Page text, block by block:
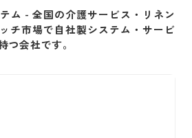
ム - 全国の介護サービス・リネン
チ市場で自社製システム・サービ
つ会社です。